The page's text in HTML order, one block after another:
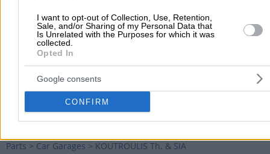
I want to opt-out of Collection, Use, Retention,
Sale, and/or Sharing of my Personal Data that
Is Unrelated with the Purposes for which it was
collected.
Opted In
Google consents
CONFIRM
Pantelis N.
19/05/2025 08:46
Άψογοι επαγγελματίες - πολύ καλές τιμές - άμεση
εξυπηρέτηση !
Parts > Car Garages > KOUTROULIS Th. & SIA